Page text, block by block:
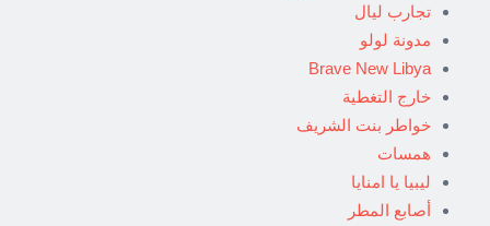
تجارب ليال
مدونة لولو
Brave New Libya
خارج التغطية
خواطر بنت الشريف
همسات
ليبيا يا امنايا
أصابع المطر